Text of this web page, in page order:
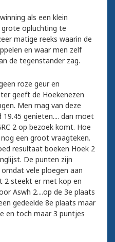
als een klein
opluchting te
matige reeks waarin de
en waar men zelf
de tegenstander zag.
roze geur en
geeft de Hoekenezen
Men mag van deze
genieten.... dan moet
2 op bezoek komt. Hoe
een groot vraagteken.
resultaat boeken Hoek 2
De punten zijn
vele ploegen aan
2 steekt er met kop en
Aswh 2....op de 3e plaats
gedeelde 8e plaats maar
en toch maar 3 puntjes